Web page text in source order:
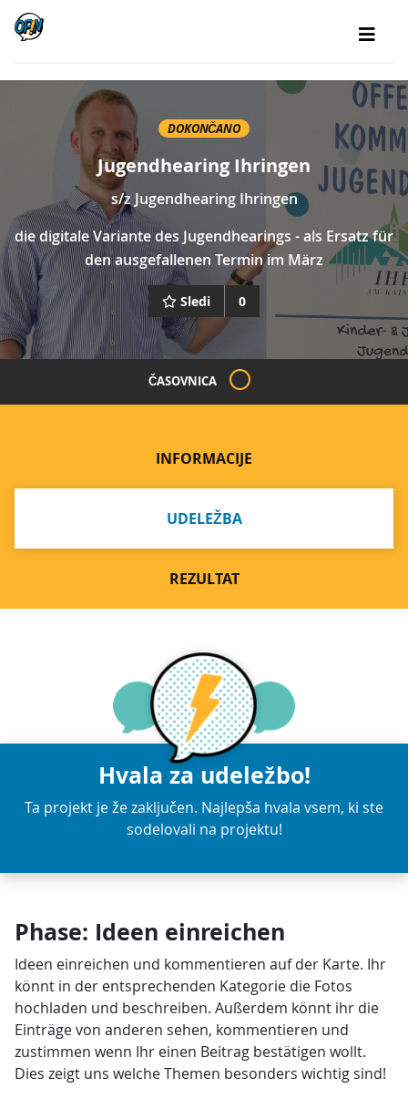
DOKONČANO
Jugendhearing Ihringen
s/z Jugendhearing Ihringen
die digitale Variante des Jugendhearings - als Ersatz für
den ausgefallenen Termin im März
Sledi 0
ČASOVNICA
INFORMACIJE
UDELEŽBA
REZULTAT
Hvala za udeležbo!
Ta projekt je že zaključen. Najlepša hvala vsem, ki ste
sodelovali na projektu!
Phase: Ideen einreichen
Ideen einreichen und kommentieren auf der Karte. Ihr
könnt in der entsprechenden Kategorie die Fotos
hochladen und beschreiben. Außerdem könnt ihr die
Einträge von anderen sehen, kommentieren und
zustimmen wenn Ihr einen Beitrag bestätigen wollt.
Dies zeigt uns welche Themen besonders wichtig sind!